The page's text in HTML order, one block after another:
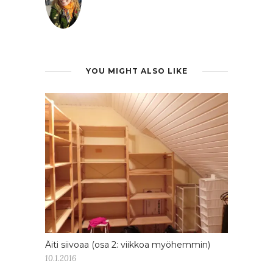
YOU MIGHT ALSO LIKE
Äiti siivoaa (osa 2: viikkoa myöhemmin)
10.1.2016